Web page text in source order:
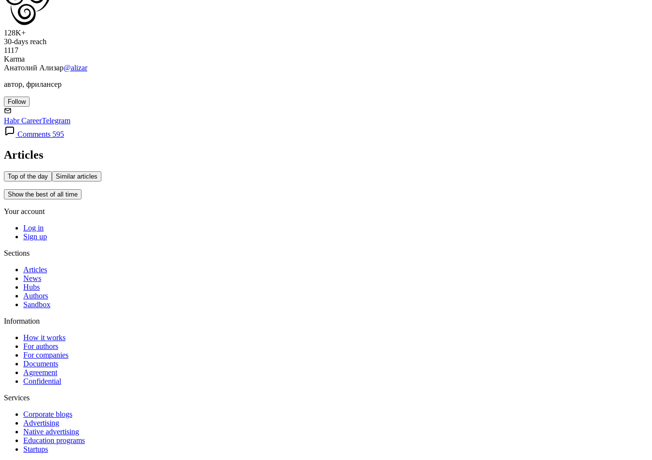
128K+
30-days reach
1117
Karma
Анатолий Ализар@alizar
автор, фрилансер
Follow
Habr CareerTelegram
Comments 595
Articles
Top of the day Similar articles
Show the best of all time
Your account
Log in
Sign up
Sections
Articles
News
Hubs
Authors
Sandbox
Information
How it works
For authors
For companies
Documents
Agreement
Confidential
Services
Corporate blogs
Advertising
Native advertising
Education programs
Startups